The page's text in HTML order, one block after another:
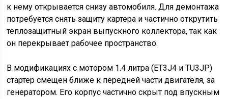
к нему открывается снизу автомобиля. Для демонтажа
потребуется снять защиту картера и частично открутить
теплозащитный экран выпускного коллектора, так как
он перекрывает рабочее пространство.
В модификациях с мотором 1.4 литра (ET3J4 и TU3JP)
стартер смещен ближе к передней части двигателя, за
генератором. Его корпус частично скрыт под впускным